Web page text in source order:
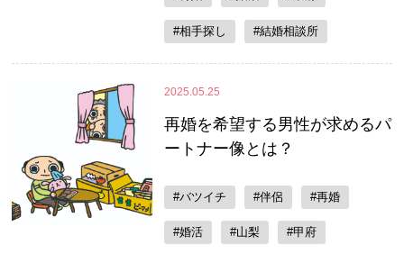
#相手探し #結婚相談所
2025.05.25
再婚を希望する男性が求めるパ
ートナー像とは？
#バツイチ #伴侶 #再婚
#婚活 #山梨 #甲府